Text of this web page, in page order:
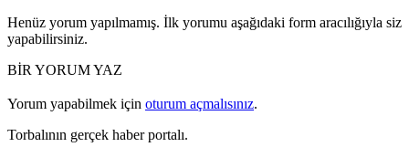
Henüz yorum yapılmamış. İlk yorumu aşağıdaki form aracılığıyla siz
yapabilirsiniz.
BİR YORUM YAZ
Yorum yapabilmek için oturum açmalısınız.
Torbalının gerçek haber portalı.